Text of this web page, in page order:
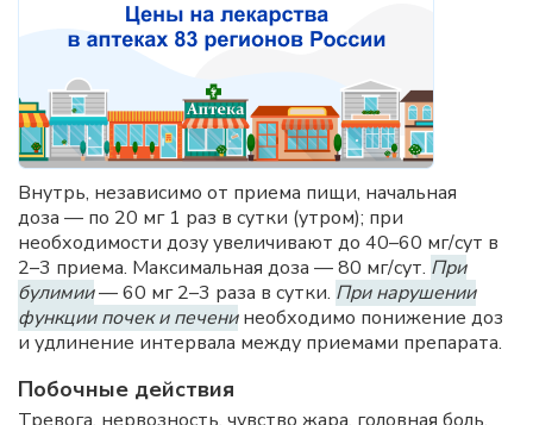
Внутрь, независимо от приема пищи, начальная
доза — по 20 мг 1 раз в сутки (утром); при
необходимости дозу увеличивают до 40–60 мг/сут в
2–3 приема. Максимальная доза — 80 мг/сут. При
булимии— 60 мг 2–3 раза в сутки. При нарушении
функции почек и печенинеобходимо понижение доз
и удлинение интервала между приемами препарата.
Побочные действия